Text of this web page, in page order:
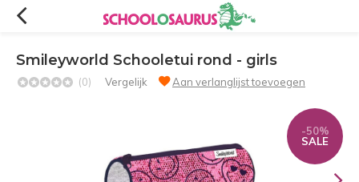
Smileyworld Schooletui rond - girls
(0) Vergelijk Aan verlanglijst toevoegen
-50%
SALE